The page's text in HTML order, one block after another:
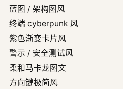
蓝图 / 架构图风
终端 cyberpunk 风
紫色渐变卡片风
警示 / 安全测试风
柔和马卡龙图文
方向键极简风